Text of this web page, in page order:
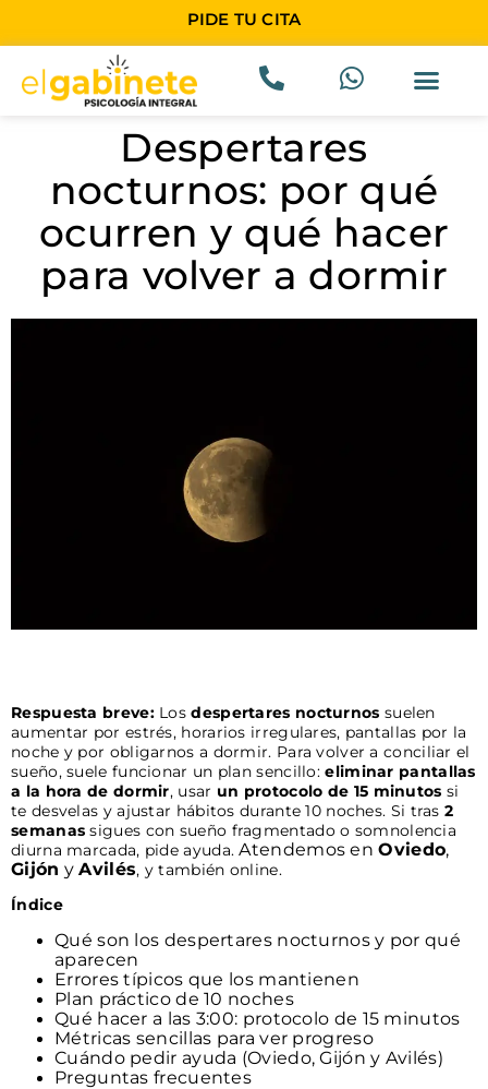
PIDE TU CITA
Despertares
nocturnos: por qué
ocurren y qué hacer
para volver a dormir
Respuesta breve:Losdespertares nocturnos suelen
aumentar por estrés, horarios irregulares, pantallas por la
noche y por obligarnos a dormir. Para volver a conciliar el
sueño, suele funcionar un plan sencillo:eliminar pantallas
a la hora de dormir, usar un protocolo de 15 minutos si
te desvelas y ajustar hábitos durante 10 noches. Si tras2
semanas sigues con sueño fragmentado o somnolencia
diurna marcada, pide ayuda.Atendemos enOviedo,
Gijón yAvilés, y también online.
Índice
Qué son los despertares nocturnos y por qué
aparecen
Errores típicos que los mantienen
Plan práctico de 10 noches
Qué hacer a las 3:00: protocolo de 15 minutos
Métricas sencillas para ver progreso
Cuándo pedir ayuda (Oviedo, Gijón y Avilés)
Preguntas frecuentes